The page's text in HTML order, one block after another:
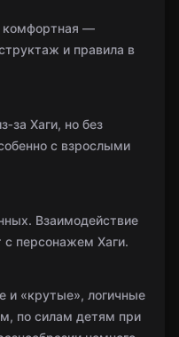
комфортная —
и правила в
Хаги, но без
с взрослыми
Взаимодействие
с персонажем Хаги.
и «крутые», логичные
по силам детям при